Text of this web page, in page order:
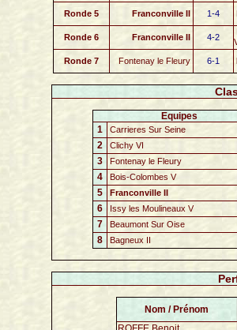
Ronde 5 Franconville II 1-4
Ronde 6 Franconville II 4-2
Ronde 7 Fontenay le Fleury 6-1
Equipes
1
Carrieres Sur Seine
2 Clichy VI
3 Fontenay le Fleury
4 Bois-Colombes V
5 Franconville II
6 Issy les Moulineaux V
7 Beaumont Sur Oise
8 Bagneux II
Nom / Prénom